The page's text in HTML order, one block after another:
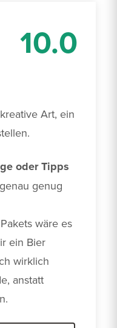
10.0
Art, ein
oder Tipps
genug
wäre es
ein Bier
wirklich
anstatt